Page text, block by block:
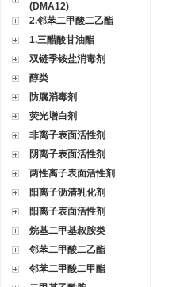
(DMA12)
2.邻苯二甲酸二乙酯
1.三醋酸甘油酯
双链季铵盐消毒剂
醇类
防腐消毒剂
荧光增白剂
非离子表面活性剂
阴离子表面活性剂
两性离子表面活性剂
阳离子沥清乳化剂
阳离子表面活性剂
烷基二甲基叔胺类
邻苯二甲酸二乙酯
邻苯二甲酸二甲酯